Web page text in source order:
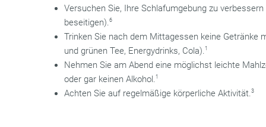
Versuchen Sie, Ihre Schlafumgebung zu
beseitigen).6
Trinken Sie nach dem Mittagessen keine Getränke
und grünen Tee, Energydrinks, Cola).1
Nehmen Sie am Abend eine möglichst leichte
oder gar keinen Alkohol.1
Achten Sie auf regelmäßige körperliche Aktivität.3